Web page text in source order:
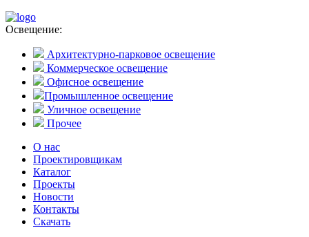
Освещение:
Архитектурно-парковое освещение
Коммерческое освещение
Офисное освещение
Промышленное освещение
Уличное освещение
Прочее
О нас
Проектировщикам
Каталог
Проекты
Новости
Контакты
Скачать